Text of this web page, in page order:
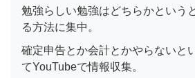
勉強らしい勉強はどちらかという
る方法に集中。
確定申告とか会計とかやらないと
てYouTubeで情報収集。